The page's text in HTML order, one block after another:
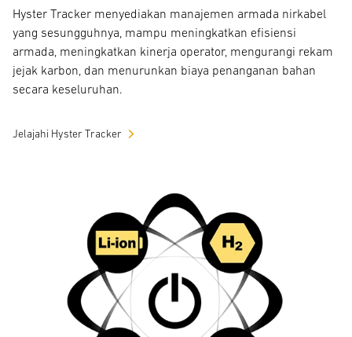
Hyster Tracker menyediakan manajemen armada nirkabel
yang sesungguhnya, mampu meningkatkan efisiensi
armada, meningkatkan kinerja operator, mengurangi rekam
jejak karbon, dan menurunkan biaya penanganan bahan
secara keseluruhan.
Jelajahi Hyster Tracker